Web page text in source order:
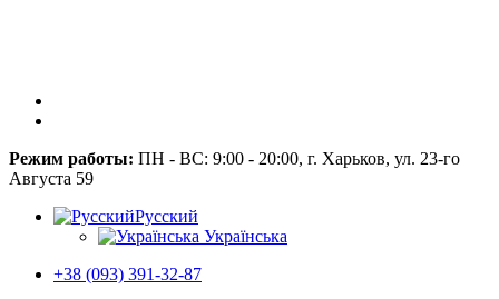
Режим работы: ПН - ВС: 9:00 - 20:00, г. Харьков, ул. 23-го
Августа 59
Русский
Українська
+38 (093) 391-32-87